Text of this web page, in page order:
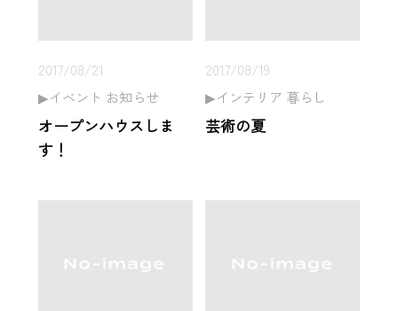
2017/08/21
イベント お知らせ
オープンハウスしま
す！
2017/08/19
インテリア 暮らし
芸術の夏